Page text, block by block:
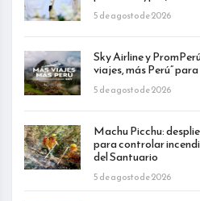
5 de agosto de 2026
Sky Airline y
viajes, más Perú”
5 de agosto de 2026
Machu Picchu:
para controlar
del Santuario
5 de agosto de 2026